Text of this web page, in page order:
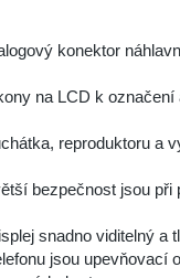
konektor
na LCD k
reproduktoru a
bezpečnost jsou při
snadno viditelný a
jsou upevňovací